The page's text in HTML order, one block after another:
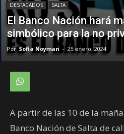
DESTACADOS SALTA
El Banco Nación hará
simbólico para la no
Por Sofia Noyman - 25 enero, 2024
A partir de las 10 de la
Banco Nación de Salta de